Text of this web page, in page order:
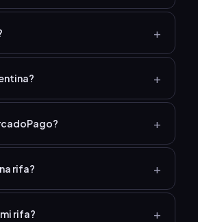
+
+
+
rifa? +
rifa? +